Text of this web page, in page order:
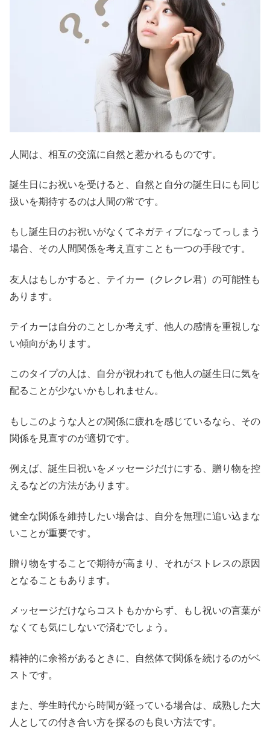
人間は、相互の交流に自然と惹かれるものです。
誕生日にお祝いを受けると、自然と自分の誕生日にも同じ
扱いを期待するのは人間の常です。
もし誕生日のお祝いがなくてネガティブになってっしまう
場合、その人間関係を考え直すことも一つの手段です。
友人はもしかすると、テイカー（クレクレ君）の可能性も
あります。
テイカーは自分のことしか考えず、他人の感情を重視しな
い傾向があります。
このタイプの人は、自分が祝われても他人の誕生日に気を
配ることが少ないかもしれません。
もしこのような人との関係に疲れを感じているなら、その
関係を見直すのが適切です。
例えば、誕生日祝いをメッセージだけにする、贈り物を控
えるなどの方法があります。
健全な関係を維持したい場合は、自分を無理に追い込まな
いことが重要です。
贈り物をすることで期待が高まり、それがストレスの原因
となることもあります。
メッセージだけならコストもかからず、もし祝いの言葉が
なくても気にしないで済むでしょう。
精神的に余裕があるときに、自然体で関係を続けるのがベ
ストです。
また、学生時代から時間が経っている場合は、成熟した大
人としての付き合い方を探るのも良い方法です。